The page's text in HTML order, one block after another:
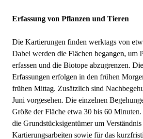
Erfassung von Pflanzen und Tieren
Die Kartierungen finden werktags von
Dabei werden die Flächen begangen, um
erfassen und die Biotope abzugrenzen.
Erfassungen erfolgen in den frühen
frühen Mittag. Zusätzlich sind
Juni vorgesehen. Die einzelnen
Größe der Fläche etwa 30 bis 60
die Grundstücksigentümer um
Kartierungsarbeiten sowie für das